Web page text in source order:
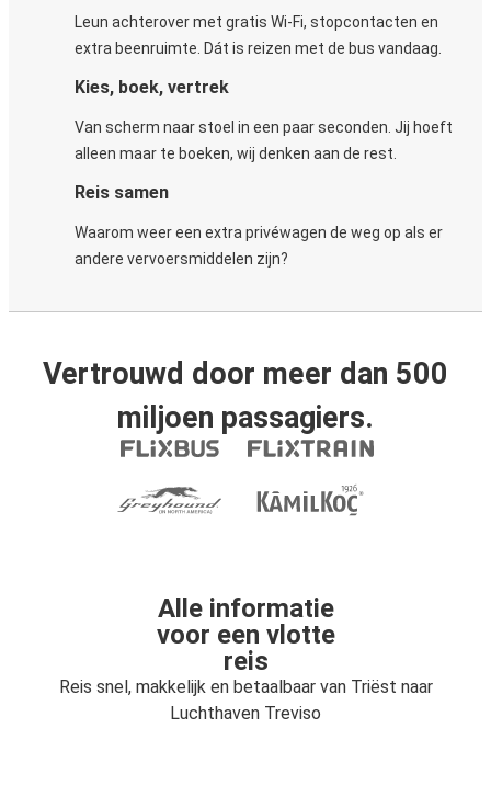
Leun achterover met gratis Wi-Fi, stopcontacten en
extra beenruimte. Dát is reizen met de bus vandaag.
Kies, boek, vertrek
Van scherm naar stoel in een paar seconden. Jij hoeft
alleen maar te boeken, wij denken aan de rest.
Reis samen
Waarom weer een extra privéwagen de weg op als er
andere vervoersmiddelen zijn?
Vertrouwd door meer dan 500
miljoen passagiers.
Alle informatie
voor een vlotte
reis
Reis snel, makkelijk en betaalbaar van Triëst naar
Luchthaven Treviso